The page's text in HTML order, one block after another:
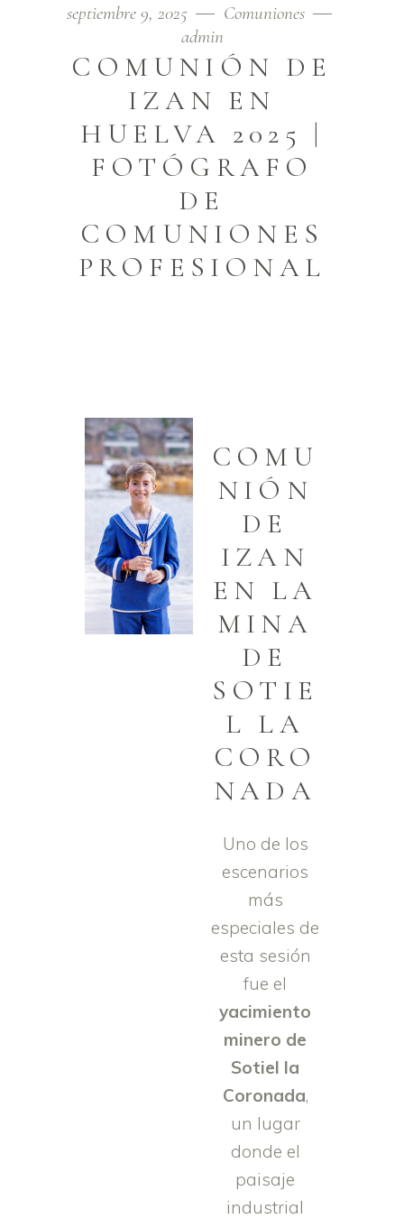
septiembre 9, 2025
Comuniones
admin
COMUNIÓN DE
IZAN EN
HUELVA 2025 |
FOTÓGRAFO
DE
COMUNIONES
PROFESIONAL
COMU
NIÓN
DE
IZAN
EN LA
MINA
DE
SOTIE
L LA
CORO
NADA
Uno de los
escenarios
más
especiales de
esta sesión
fue el
yacimiento
minero de
Sotiel la
Coronada,
un lugar
donde el
paisaje
industrial